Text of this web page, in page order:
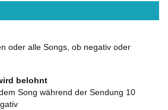
oder alle Songs, ob negativ oder
belohnt
Song während der Sendung 10